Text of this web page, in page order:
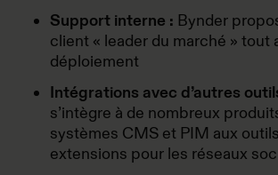
Support interne : Bynder
client « leader du marché » tout
déploiement
Intégrations avec d’autres
s’intègre à de nombreux
systèmes CMS et PIM aux
extensions pour les réseaux